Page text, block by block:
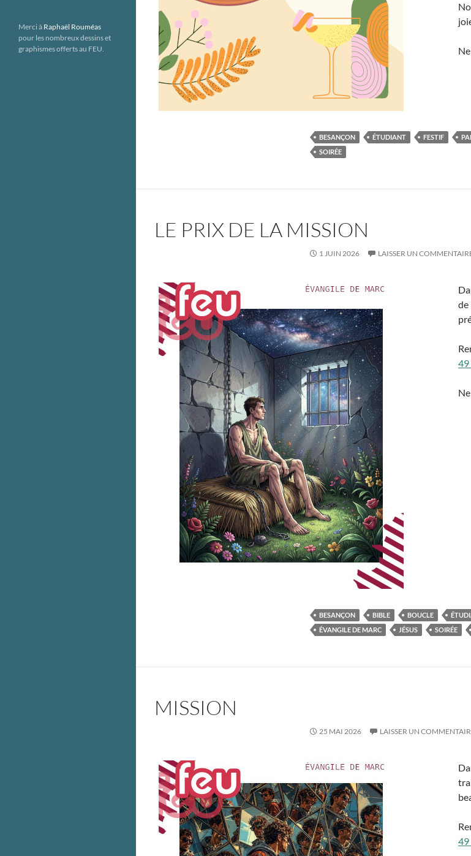
BESANÇON ÉTUDIANT FESTIF
SOIRÉE
LE PRIX DE LA MISSION
1 JUIN 2026 LAISSER UN
de
49
BESANÇON BIBLE BOUCLE
ÉVANGILE DE MARC
JÉSUS SOIRÉE
MISSION
25 MAI 2026 LAISSER UN
49
Merci à Raphaël Rouméas
pour les nombreux dessins et
graphismes offerts au FEU.